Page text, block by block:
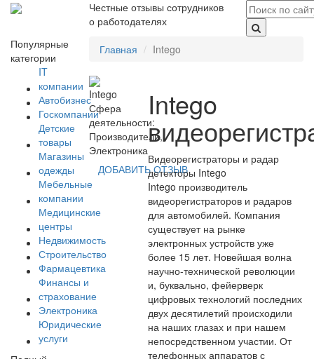
Честные отзывы сотрудников
о работодателях
Популярные
категории
IT
компании
Автобизнес
Госкомпании
Детские
товары
Магазины
одежды
Мебельные
компании
Медицинские
центры
Недвижимость
Строительство
Фармацевтика
Финансы и
страхование
Электроника
Юридические
услуги
Главная Intego
Сфера
деятельности:
Производители,
Электроника
ДОБАВИТЬ ОТЗЫВ
Intego
Видеорегистраторы и радар
детекторы Intego
Intego производитель
видеорегистраторов и радаров
для автомобилей. Компания
существует на рынке
электронных устройств уже
более 15 лет. Новейшая волна
научно-технической революции
и, буквально, фейерверк
цифровых технологий последних
двух десятилетий происходили
на наших глазах и при нашем
непосредственном участии. От
телефонных аппаратов с